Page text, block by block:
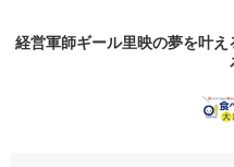
経営軍師ギール里映の夢を叶え